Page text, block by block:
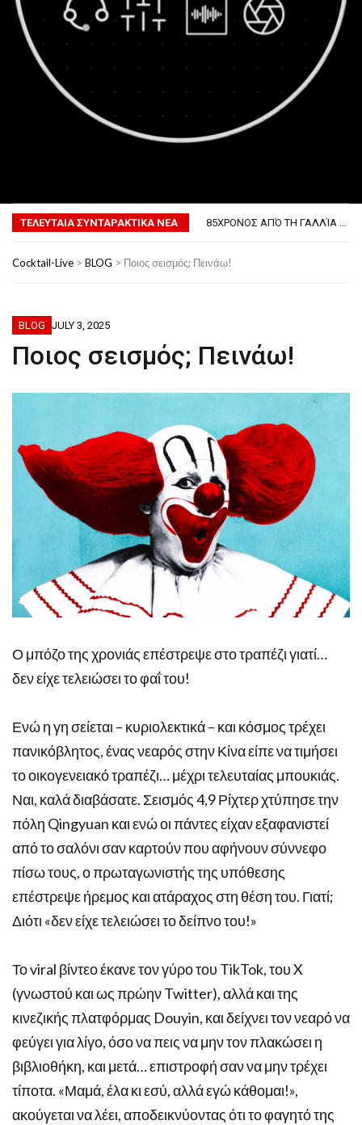
ΤΕΛΕΥΤΑΙΑ ΣΥΝΤΑΡΑΚΤΙΚΑ ΝΕΑ
85ΧΡΟΝΟΣ ΑΠΌ ΤΗ ΓΑΛΛΊΑ ΛΌΓΩ GPS ΚΑΤΈΛΗΞΕ ΣΤΗΝ… ΚΡΟΑΤΊΑ!
ΣΚΗΝΟΘΈΤΗΣΕ ΤΗΝ ΚΛΟΠΉ ΤΟΥ ΑΥΤΟΚΙΝΉΤΟΥ ΤΟΥ ΓΙΑ ΝΑ ΑΠΟΦΎΓΕΙ ΨΏΝΙΑ ΜΕ ΤΗ ΣΎΖΥΓΟ!
Cocktail-Live > BLOG > Ποιος σεισμός; Πεινάω!
BLOG JULY 3, 2025
Ποιος σεισμός; Πεινάω!
Ο μπόζο της χρονιάς επέστρεψε στο τραπέζι γιατί…
δεν είχε τελειώσει το φαΐ του!
Ενώ η γη σείεται – κυριολεκτικά – και κόσμος τρέχει
πανικόβλητος, ένας νεαρός στην Κίνα είπε να τιμήσει
το οικογενειακό τραπέζι… μέχρι τελευταίας μπουκιάς.
Ναι, καλά διαβάσατε. Σεισμός 4,9 Ρίχτερ χτύπησε την
πόλη Qingyuan και ενώ οι πάντες είχαν εξαφανιστεί
από το σαλόνι σαν καρτούν που αφήνουν σύννεφο
πίσω τους, ο πρωταγωνιστής της υπόθεσης
επέστρεψε ήρεμος και ατάραχος στη θέση του. Γιατί;
Διότι «δεν είχε τελειώσει το δείπνο του!»
Το viral βίντεο έκανε τον γύρο του TikTok, του X
(γνωστού και ως πρώην Twitter), αλλά και της
κινεζικής πλατφόρμας Douyin, και δείχνει τον νεαρό να
φεύγει για λίγο, όσο να πεις να μην τον πλακώσει η
βιβλιοθήκη, και μετά… επιστροφή σαν να μην τρέχει
τίποτα. «Μαμά, έλα κι εσύ, αλλά εγώ κάθομαι!»,
ακούγεται να λέει, αποδεικνύοντας ότι το φαγητό της